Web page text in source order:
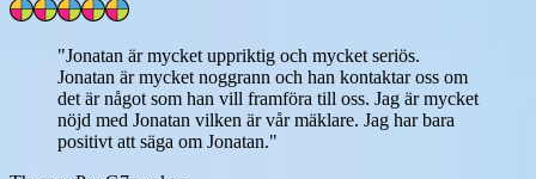
"Jonatan är mycket uppriktig och mycket seriös.
Jonatan är mycket noggrann och han kontaktar oss om
det är något som han vill framföra till oss. Jag är mycket
nöjd med Jonatan vilken är vår mäklare. Jag har bara
positivt att säga om Jonatan."